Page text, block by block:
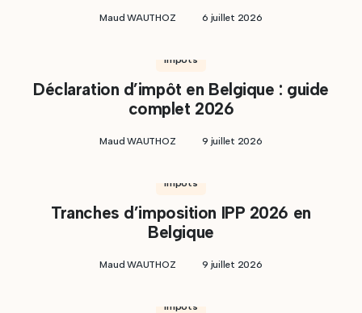
Maud WAUTHOZ 6 juillet 2026
Impôts
Déclaration d’impôt en Belgique : guide
complet 2026
Maud WAUTHOZ 9 juillet 2026
Impôts
Tranches d’imposition IPP 2026 en
Belgique
Maud WAUTHOZ 9 juillet 2026
Impôts